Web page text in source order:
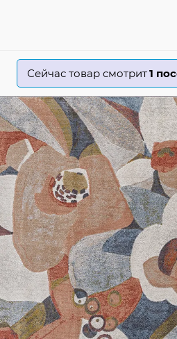
Сейчас товар смотрит1